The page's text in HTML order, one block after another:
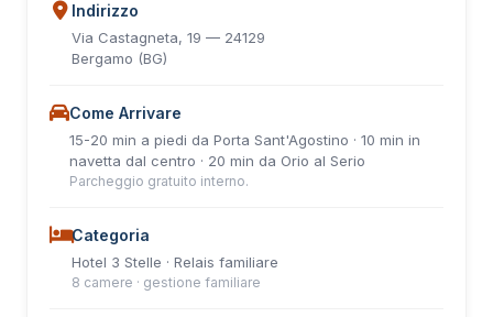
Indirizzo
Via Castagneta, 19 — 24129
Bergamo (BG)
Come Arrivare
15-20 min a piedi da Porta Sant'Agostino · 10 min in
navetta dal centro · 20 min da Orio al Serio
Parcheggio gratuito interno.
Categoria
Hotel 3 Stelle · Relais familiare
8 camere · gestione familiare